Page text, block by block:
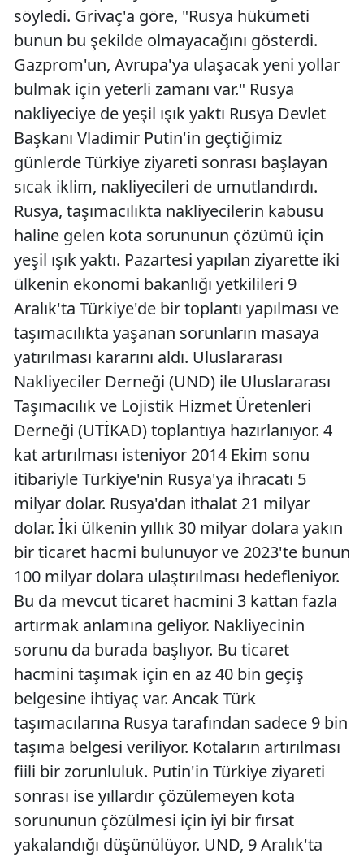
söyledi. Grivaç'a göre, "Rusya hükümeti
bunun bu şekilde olmayacağını gösterdi.
Gazprom'un, Avrupa'ya ulaşacak yeni yollar
bulmak için yeterli zamanı var." Rusya
nakliyeciye de yeşil ışık yaktı Rusya Devlet
Başkanı Vladimir Putin'in geçtiğimiz
günlerde Türkiye ziyareti sonrası başlayan
sıcak iklim, nakliyecileri de umutlandırdı.
Rusya, taşımacılıkta nakliyecilerin kabusu
haline gelen kota sorununun çözümü için
yeşil ışık yaktı. Pazartesi yapılan ziyarette iki
ülkenin ekonomi bakanlığı yetkilileri 9
Aralık'ta Türkiye'de bir toplantı yapılması ve
taşımacılıkta yaşanan sorunların masaya
yatırılması kararını aldı. Uluslararası
Nakliyeciler Derneği (UND) ile Uluslararası
Taşımacılık ve Lojistik Hizmet Üretenleri
Derneği (UTİKAD) toplantıya hazırlanıyor. 4
kat artırılması isteniyor 2014 Ekim sonu
itibariyle Türkiye'nin Rusya'ya ihracatı 5
milyar dolar. Rusya'dan ithalat 21 milyar
dolar. İki ülkenin yıllık 30 milyar dolara yakın
bir ticaret hacmi bulunuyor ve 2023'te bunun
100 milyar dolara ulaştırılması hedefleniyor.
Bu da mevcut ticaret hacmini 3 kattan fazla
artırmak anlamına geliyor. Nakliyecinin
sorunu da burada başlıyor. Bu ticaret
hacmini taşımak için en az 40 bin geçiş
belgesine ihtiyaç var. Ancak Türk
taşımacılarına Rusya tarafından sadece 9 bin
taşıma belgesi veriliyor. Kotaların artırılması
fiili bir zorunluluk. Putin'in Türkiye ziyareti
sonrası ise yıllardır çözülemeyen kota
sorununun çözülmesi için iyi bir fırsat
yakalandığı düşünülüyor. UND, 9 Aralık'ta